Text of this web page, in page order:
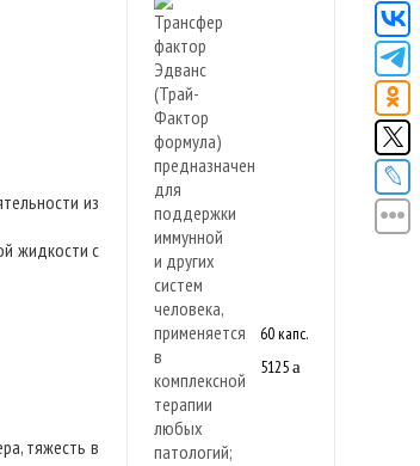
из
жидкости с
тяжесть в
60 капс.
Новая
5125a